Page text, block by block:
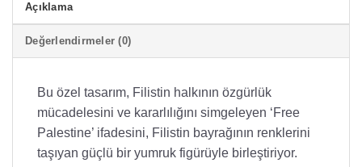
Açıklama
Değerlendirmeler (0)
Bu özel tasarım, Filistin halkının özgürlük
mücadelesini ve kararlılığını simgeleyen ‘Free
Palestine’ ifadesini, Filistin bayrağının renklerini
taşıyan güçlü bir yumruk figürüyle birleştiriyor.